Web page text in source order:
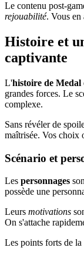
Le contenu post-
rejouabilité. Vous en
Histoire et
captivante
L'histoire de
grandes forces. Le
complexe.
Sans révéler de
maîtrisée. Vos choix
Scénario et
Les personnages
possède une
Leurs motivations
On s'attache
Les points forts de la